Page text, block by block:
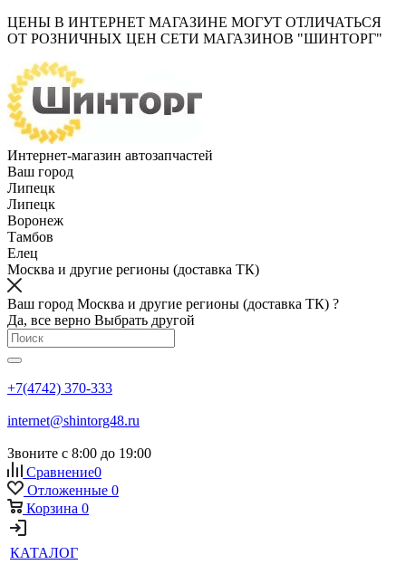
ЦЕНЫ В ИНТЕРНЕТ МАГАЗИНЕ МОГУТ ОТЛИЧАТЬСЯ
ОТ РОЗНИЧНЫХ ЦЕН СЕТИ МАГАЗИНОВ "ШИНТОРГ"
Интернет-магазин автозапчастей
Ваш город
Липецк
Липецк
Воронеж
Тамбов
Елец
Москва и другие регионы (доставка ТК)
Ваш город Москва и другие регионы (доставка ТК) ?
Да, все верно Выбрать другой
+7(4742) 370-333
internet@shintorg48.ru
Звоните с 8:00 до 19:00
Сравнение0
Отложенные 0
Корзина 0
КАТАЛОГ